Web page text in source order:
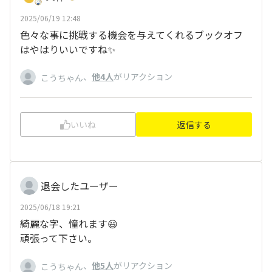
2025/06/19 12:48
色々な事に挑戦する機会を与えてくれるブックオフ
はやはりいいですね✨
こうちゃん、 他4人がリアクション
いいね 返信する
退会したユーザー
2025/06/18 19:21
綺麗な字、憧れます😃
頑張って下さい。
こうちゃん、 他5人がリアクション